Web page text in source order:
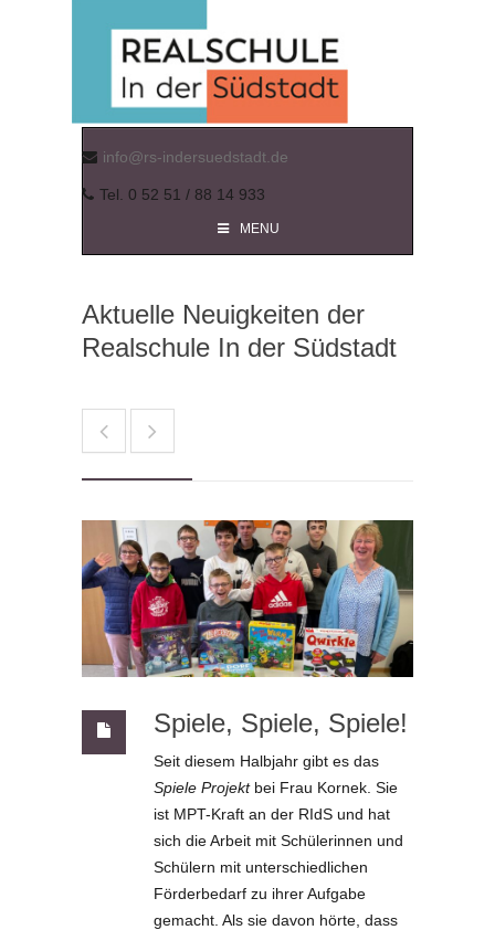
info@rs-indersuedstadt.de
Tel. 0 52 51 / 88 14 933
MENU
Aktuelle Neuigkeiten der
Realschule In der Südstadt
Spiele, Spiele, Spiele!
Seit diesem Halbjahr gibt es das
Spiele Projektbei Frau Kornek. Sie
ist MPT-Kraft an der RIdS und hat
sich die Arbeit mit Schülerinnen und
Schülern mit unterschiedlichen
Förderbedarf zu ihrer Aufgabe
gemacht. Als sie davon hörte, dass